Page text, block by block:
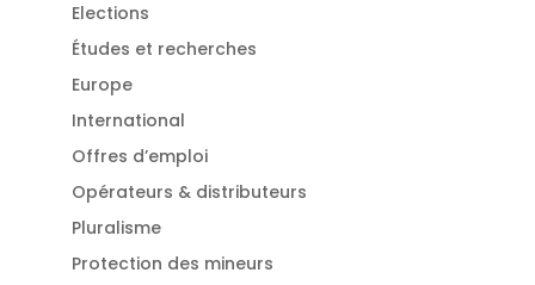
Elections
Études et recherches
Europe
International
Offres d’emploi
Opérateurs & distributeurs
Pluralisme
Protection des mineurs